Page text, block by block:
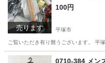
売ります
100円
平塚市
ご覧いただき有り難うございます。
神奈川 平塚市 0710-384 メン